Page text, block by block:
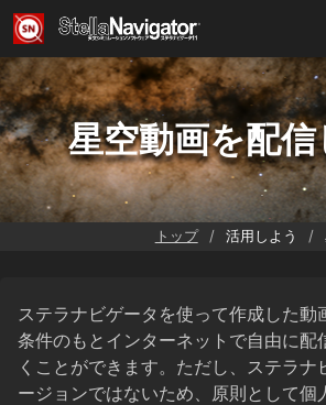
星空動画を配
トップ 活用しよう
ステラナビゲータを使って作成した動
条件のもとインターネットで自由に配
くことができます。ただし、ステラナ
ージョンではないため、原則として個